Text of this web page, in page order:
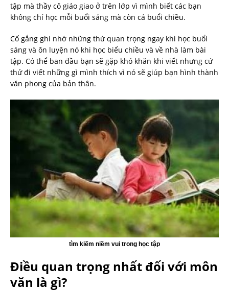
tập mà thầy cô giáo giao ở trên lớp vì mình biết các bạn
không chỉ học mỗi buổi sáng mà còn cả buổi chiều.
Cố gắng ghi nhớ những thứ quan trọng ngay khi học buổi
sáng và ôn luyện nó khi học biểu chiều và về nhà làm bài
tập. Có thể ban đầu bạn sẽ gặp khó khăn khi viết nhưng cứ
thử đi viết những gì mình thích vì nó sẽ giúp bạn hình thành
văn phong của bản thân.
tìm kiếm niềm vui trong học tập
Điều quan trọng nhất đối với môn
văn là gì?